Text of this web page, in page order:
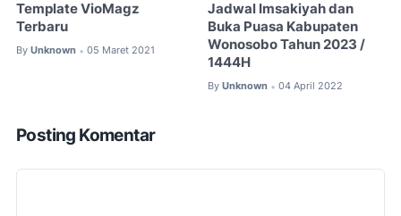
Template VioMagz
Terbaru
By Unknown • 05 Maret 2021
Jadwal Imsakiyah dan
Buka Puasa Kabupaten
Wonosobo Tahun 2023 /
1444H
By Unknown • 04 April 2022
Posting Komentar